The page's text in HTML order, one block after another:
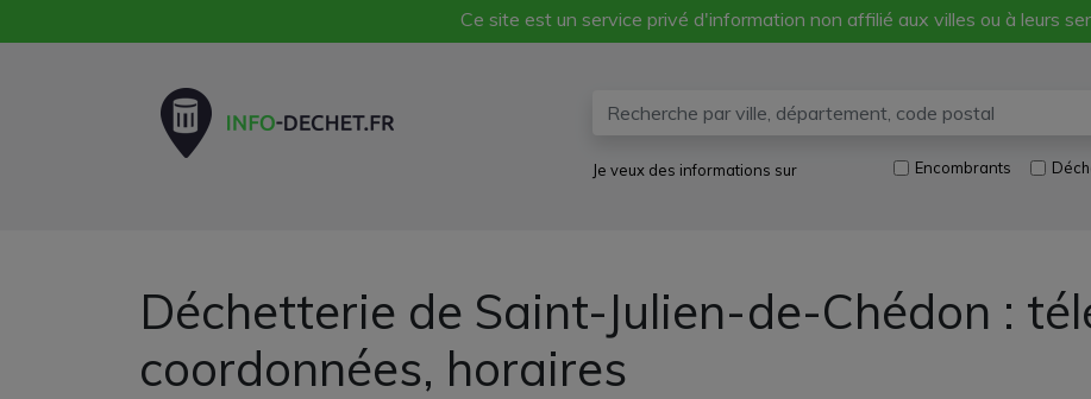
Ce site est un service privé d'information non affilié aux villes ou à leurs
Je veux des informations sur Encombrants
Déchetterie de Saint-Julien-de-Chédon :
coordonnées, horaires